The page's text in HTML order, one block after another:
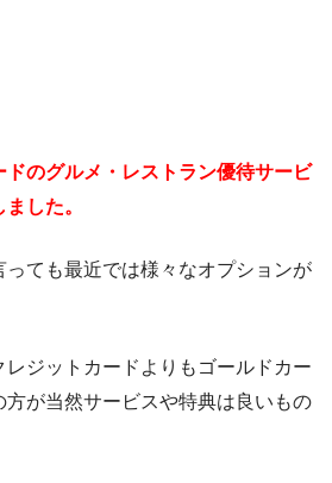
のグルメ・レストラン優待サービ
した。
っても最近では様々なオプションが
レジットカードよりもゴールドカー
方が当然サービスや特典は良いもの